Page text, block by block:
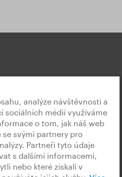
analýze návštěvnosti a
sociálních médií využíváme
o tom, jak náš web
svými partnery pro
Partneři tyto údaje
s dalšími informacemi,
nebo které získali v